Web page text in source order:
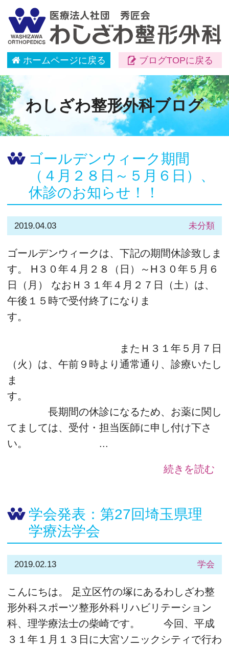
ホームページに戻る ブログTOPに戻る
わしざわ整形外科ブログ
ゴールデンウィーク期間
（４月２８日～５月６日）、
休診のお知らせ！！
2019.04.03 未分類
ゴールデンウィークは、下記の期間休診致しま
す。 H３０年４月２８（日）～H３０年５月６
日（月） なおＨ３１年４月２７日（土）は、
午後１５時で受付終了になりま
す。
またＨ３１年５月７日
（火）は、午前９時より通常通り、診療いたし
ま
す。
長期間の休診になるため、お薬に関し
てましては、受付・担当医師に申し付け下さ
い。 ...
続きを読む
学会発表：第27回埼玉県理
学療法学会
2019.02.13 学会
こんにちは。 足立区竹の塚にあるわしざわ整
形外科スポーツ整形外科リハビリテーション
科、理学療法士の柴崎です。 今回、平成
３１年１月１３日に大宮ソニックシティで行わ